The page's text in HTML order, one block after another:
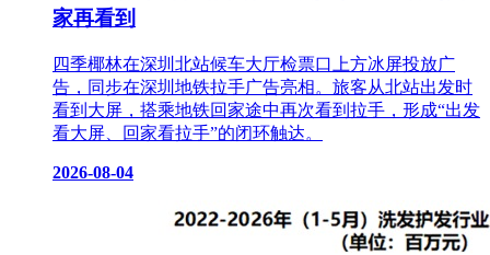
家再看到
四季椰林在深圳北站候车大厅检票口上方冰屏投放广
告，同步在深圳地铁拉手广告亮相。旅客从北站出发时
看到大屏，搭乘地铁回家途中再次看到拉手，形成“出发
看大屏、回家看拉手”的闭环触达。
2026-08-04